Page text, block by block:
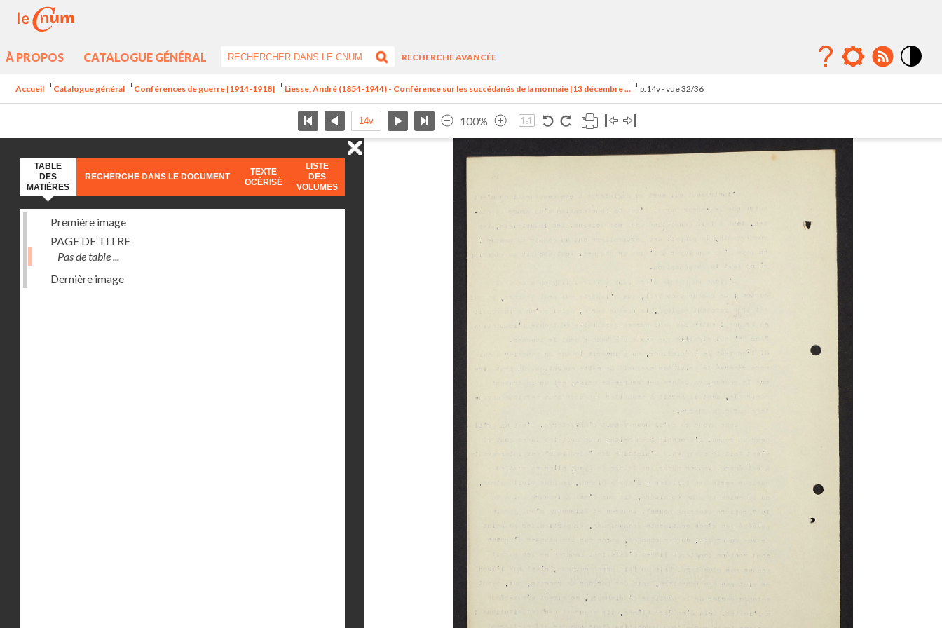
À PROPOS CATALOGUE GÉNÉRAL
RECHERCHE AVANCÉE
Accueil Catalogue général Conférences de guerre [1914-1918] Liesse, André (1854-1944) - Conférence sur les succédanés de la monnaie [13 décembre ... p.14v - vue 32/36
100%
TABLE
DES
MATIÈRES
RECHERCHE DANS LE DOCUMENT
TEXTE
OCÉRISÉ
LISTE
DES
VOLUMES
Première image
PAGE DE TITRE
Pas de table ...
Dernière image